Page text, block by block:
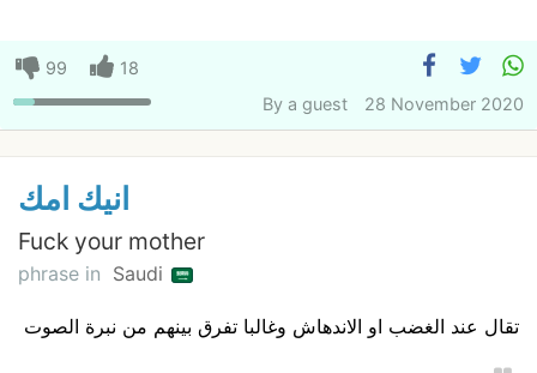
99
18
By a guest 28 November 2020
انيك امك
Fuck your mother
phrase in Saudi
تقال عند الغضب او الاندهاش وغالبا تفرق بينهم من نبرة الصوت